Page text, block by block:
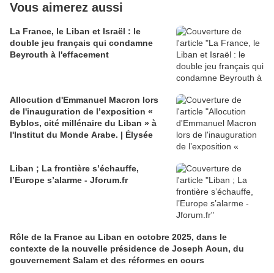
Vous aimerez aussi
La France, le Liban et Israël : le
double jeu français qui condamne
Beyrouth à l'effacement
Allocution d'Emmanuel Macron lors
de l'inauguration de l’exposition «
Byblos, cité millénaire du Liban » à
l'Institut du Monde Arabe. | Élysée
Liban ; La frontière s’échauffe,
l’Europe s’alarme - Jforum.fr
Rôle de la France au Liban en octobre 2025, dans le
contexte de la nouvelle présidence de Joseph Aoun, du
gouvernement Salam et des réformes en cours